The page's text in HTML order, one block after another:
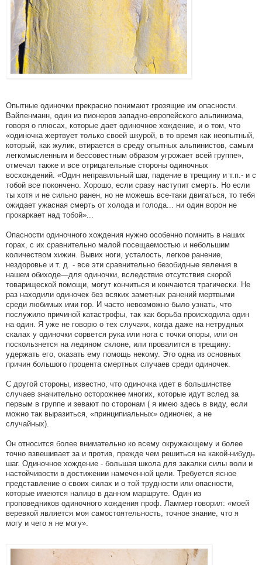
Опытные одиночки прекрасно понимают грозящие им опасности.
Вайленманн, один из пионеров западно-европейского альпинизма,
говоря о плюсах, которые дает одиночное хождение, и о том, что
«одиночка жертвует только своей шкурой, в то время как неопытный,
который, как жулик, втирается в среду опытных альпинистов, самым
легкомысленным и бессовестным образом угрожает всей группе»,
отмечал также и все отрицательные стороны одиночных
восхождений. «Один неправильный шаг, падение в трещину и т.п.- и с
тобой все покончено. Хорошо, если сразу наступит смерть. Но если
ты хотя и не сильно ранен, но не можешь все-таки двигаться, то тебя
ожидает ужасная смерть от холода и голода... ни один ворон не
прокаркает над тобой»...
Опасности одиночного хождения нужно особенно помнить в наших
горах, с их сравнительно малой посещаемостью и небольшим
количеством хижин. Вывих ноги, усталость, легкое ранение,
нездоровье и т. д. - все эти сравнительно безобидные явления в
нашем обиходе—для одиночки, вследствие отсутствия скорой
товарищеской помощи, могут кончиться и кончаются трагически. Не
раз находили одиночек без всяких заметных ранений мертвыми
среди любимых ими гор. И часто невозможно было узнать, что
послужило причиной катастрофы, так как борьба происходила один
на один. Я уже не говорю о тех случаях, когда даже на нетрудных
скалах у одиночки сорвется рука или нога с точки опоры, или он
поскользнется на ледяном склоне, или провалится в трещину:
удержать его, оказать ему помощь некому. Это одна из основных
причин большого процента смертных случаев среди одиночек.
С другой стороны, известно, что одиночка идет в большинстве
случаев значительно осторожнее многих, которые идут вслед за
первым в группе и зевают по сторонам ( я имею здесь в виду, если
можно так выразиться, «принципиальных» одиночек, а не
случайных).
Он относится более внимательно ко всему окружающему и более
точно взвешивает за и против, прежде чем решиться на какой-нибудь
шаг. Одиночное хождение - большая школа для закалки силы воли и
настойчивости в достижении намеченной цели. Требуется ясное
представление о своих силах и о той трудности или опасности,
которые имеются налицо в данном маршруте. Один из
проповедников одиночного хождения проф. Ламмер говорил: «моей
веревкой является моя самостоятельность, точное знание, что я
могу и чего я не могу».